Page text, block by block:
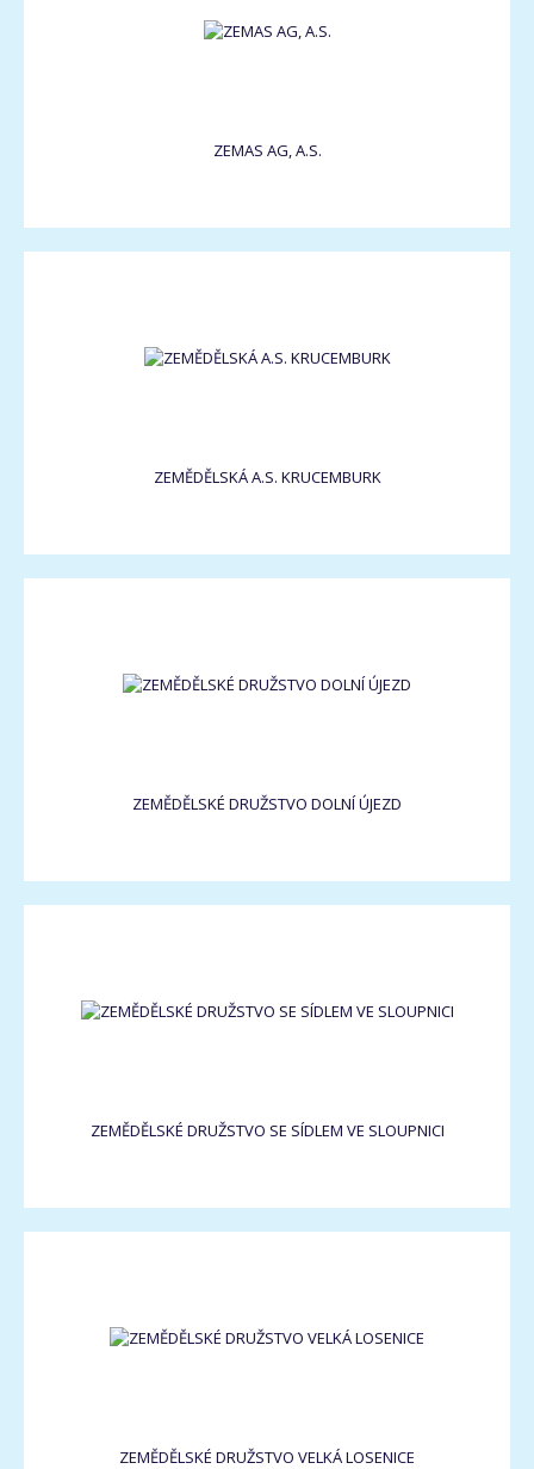
ZEMAS AG, A.S.
ZEMĚDĚLSKÁ A.S. KRUCEMBURK
ZEMĚDĚLSKÉ DRUŽSTVO DOLNÍ ÚJEZD
ZEMĚDĚLSKÉ DRUŽSTVO SE SÍDLEM VE SLOUPNICI
ZEMĚDĚLSKÉ DRUŽSTVO VELKÁ LOSENICE